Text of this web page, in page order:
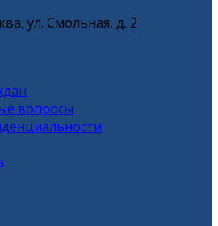
ул. Смольная, д. 2
вопросы